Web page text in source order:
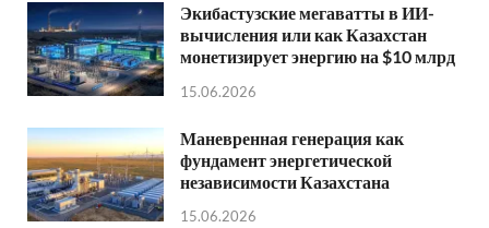
Экибастузские мегаватты в ИИ-
вычисления или как Казахстан
монетизирует энергию на $10 млрд
15.06.2026
Маневренная генерация как
фундамент энергетической
независимости Казахстана
15.06.2026